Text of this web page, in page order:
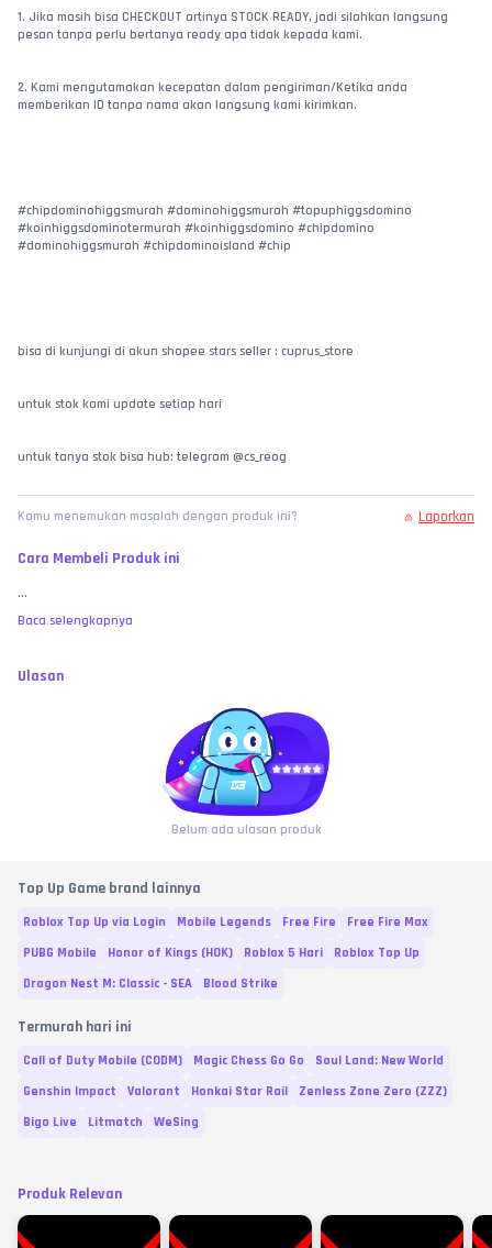
1. Jika masih bisa CHECKOUT artinya STOCK READY, jadi silahkan langsung
pesan tanpa perlu bertanya ready apa tidak kepada kami.
2. Kami mengutamakan kecepatan dalam pengiriman/Ketika anda
memberikan ID tanpa nama akan langsung kami kirimkan.
#chipdominohiggsmurah #dominohiggsmurah #topuphiggsdomino
#koinhiggsdominotermurah #koinhiggsdomino #chipdomino
#dominohiggsmurah #chipdominoisland #chip
bisa di kunjungi di akun shopee stars seller : cuprus_store
untuk stok kami update setiap hari
untuk tanya stok bisa hub: telegram @cs_reog
Kamu menemukan masalah dengan produk ini? Laporkan
Cara Membeli Produk ini
...
Baca selengkapnya
Ulasan
Belum ada ulasan produk
Top Up Game brand lainnya
Roblox Top Up via Login Mobile Legends Free Fire
Free Fire Max
PUBG Mobile
Honor of Kings (HOK) Roblox 5 Hari
Roblox Top Up
Dragon Nest M: Classic - SEA
Blood Strike
Termurah hari ini
Call of Duty Mobile (CODM) Magic Chess Go Go
Soul Land: New World
Genshin Impact
Valorant Honkai Star Rail
Zenless Zone Zero (ZZZ)
Bigo Live
Litmatch WeSing
Produk Relevan